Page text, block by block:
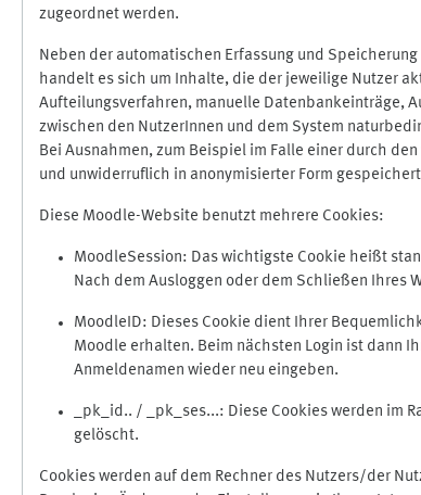
zugeordnet werden.
Neben der automatischen Erfassung und
handelt es sich um Inhalte, die der jeweilige Nutzer
Aufteilungsverfahren, manuelle Datenbankeinträge,
zwischen den NutzerInnen und dem System
Bei Ausnahmen, zum Beispiel im Falle einer durch
und unwiderruflich in anonymisierter Form
Diese Moodle-Website benutzt mehrere Cookies:
MoodleSession: Das wichtigste Cookie heißt
Nach dem Ausloggen oder dem Schließen Ihres
MoodleID: Dieses Cookie dient Ihrer
Moodle erhalten. Beim nächsten Login ist dann
Anmeldenamen wieder neu eingeben.
_pk_id.. / _pk_ses...: Diese Cookies werden im
gelöscht.
Cookies werden auf dem Rechner des Nutzers/der